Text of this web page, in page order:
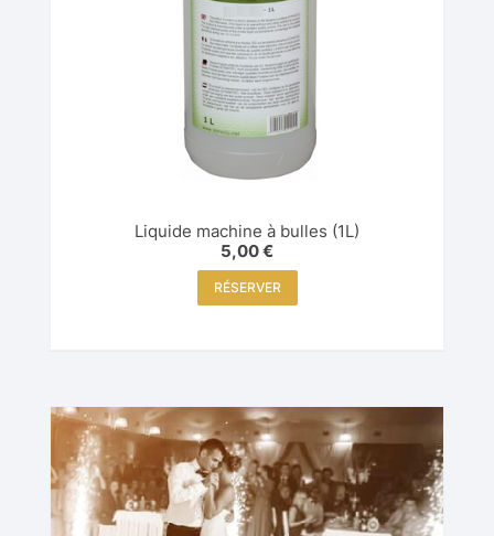
Liquide machine à bulles (1L)
5,00€
RÉSERVER